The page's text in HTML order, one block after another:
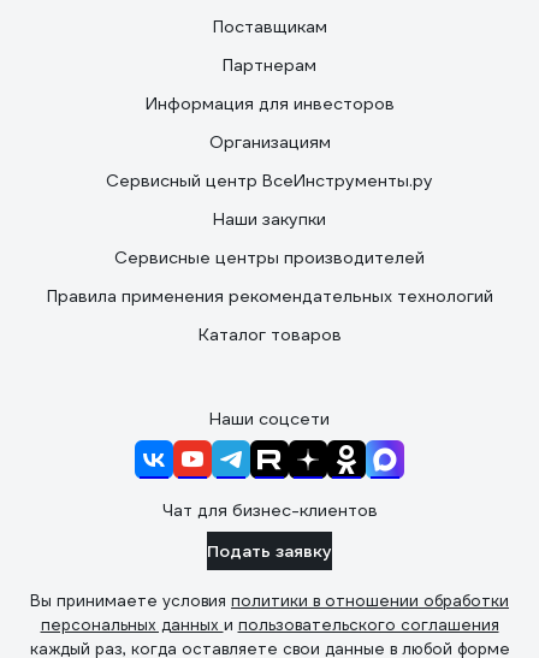
Поставщикам
Партнерам
Информация для инвесторов
Организациям
Сервисный центр ВсеИнструменты.ру
Наши закупки
Сервисные центры производителей
Правила применения рекомендательных технологий
Каталог товаров
Наши соцсети
Чат для бизнес-клиентов
Подать заявку
Вы принимаете условия политики в отношении обработки
персональных данных и пользовательского соглашения
каждый раз, когда оставляете свои данные в любой форме